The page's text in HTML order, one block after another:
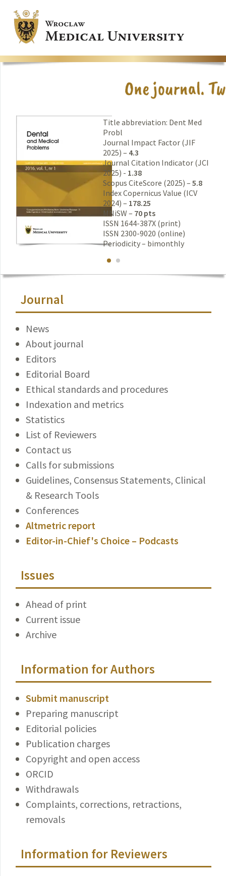
Title abbreviation: Dent Med
Probl
Journal Impact Factor (JIF
2025) – 4.3
Journal Citation Indicator (JCI
2025) - 1.38
Scopus CiteScore (2025) – 5.8
Index Copernicus Value (ICV
2024) – 178.25
MNiSW – 70 pts
ISSN 1644-387X (print)
ISSN 2300-9020 (online)
Periodicity – bimonthly
Journal
News
About journal
Editors
Editorial Board
Ethical standards and procedures
Indexation and metrics
Statistics
List of Reviewers
Contact us
Calls for submissions
Guidelines, Consensus Statements, Clinical
& Research Tools
Conferences
Altmetric report
Editor-in-Chief's Choice – Podcasts
Issues
Ahead of print
Current issue
Archive
Information for Authors
Submit manuscript
Preparing manuscript
Editorial policies
Publication charges
Copyright and open access
ORCID
Withdrawals
Complaints, corrections, retractions,
removals
Information for Reviewers